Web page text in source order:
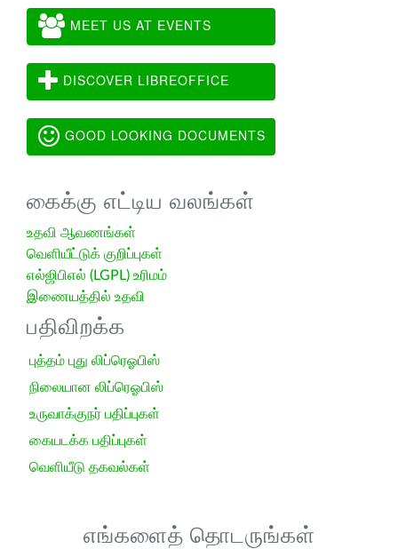
MEET US AT EVENTS
DISCOVER LIBREOFFICE
GOOD LOOKING DOCUMENTS
கைக்கு எட்டிய வலங்கள்
உதவி ஆவணங்கள்
வெளியீட்டுக் குறிப்புகள்
எல்ஜிபிஎல் (LGPL) உரிமம்
இணையத்தில் உதவி
பதிவிறக்க
புத்தம் புது லிப்ரெஓபிஸ்
நிலையான லிப்ரெஓபிஸ்
உருவாக்குநர் பதிப்புகள்
கையடக்க பதிப்புகள்
வெளியீடு தகவல்கள்
எங்களைத் தொடருங்கள்